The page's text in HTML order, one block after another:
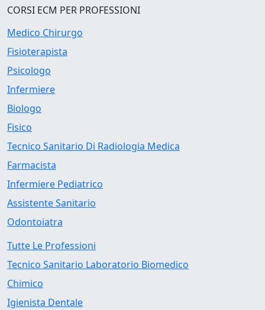
CORSI ECM PER PROFESSIONI
Medico Chirurgo
Fisioterapista
Psicologo
Infermiere
Biologo
Fisico
Tecnico Sanitario Di Radiologia Medica
Farmacista
Infermiere Pediatrico
Assistente Sanitario
Odontoiatra
Tutte Le Professioni
Tecnico Sanitario Laboratorio Biomedico
Chimico
Igienista Dentale